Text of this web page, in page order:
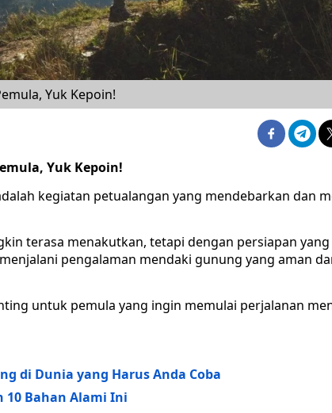
Yuk Kepoin!
Yuk Kepoin!
kegiatan petualangan yang mendebarkan dan
terasa menakutkan, tetapi dengan persiapan
pengalaman mendaki gunung yang aman
untuk pemula yang ingin memulai perjalanan
di Dunia yang Harus Anda Coba
10 Bahan Alami Ini